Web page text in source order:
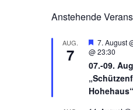
Anstehende
AUG.
7
7. August
@ 23:30
07.-09.
Hohehaus“